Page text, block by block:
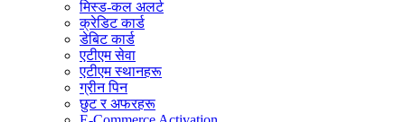
मिस्ड-कल अलर्ट
क्रेडिट कार्ड
डेबिट कार्ड
एटीएम सेवा
एटीएम स्थानहरू
ग्रीन पिन
छुट र अफरहरू